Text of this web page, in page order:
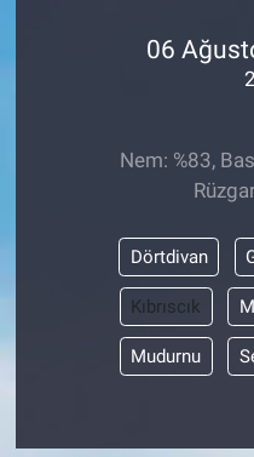
06
Nem: %83,
Dörtdivan
Kıbrıscık
Mudurnu